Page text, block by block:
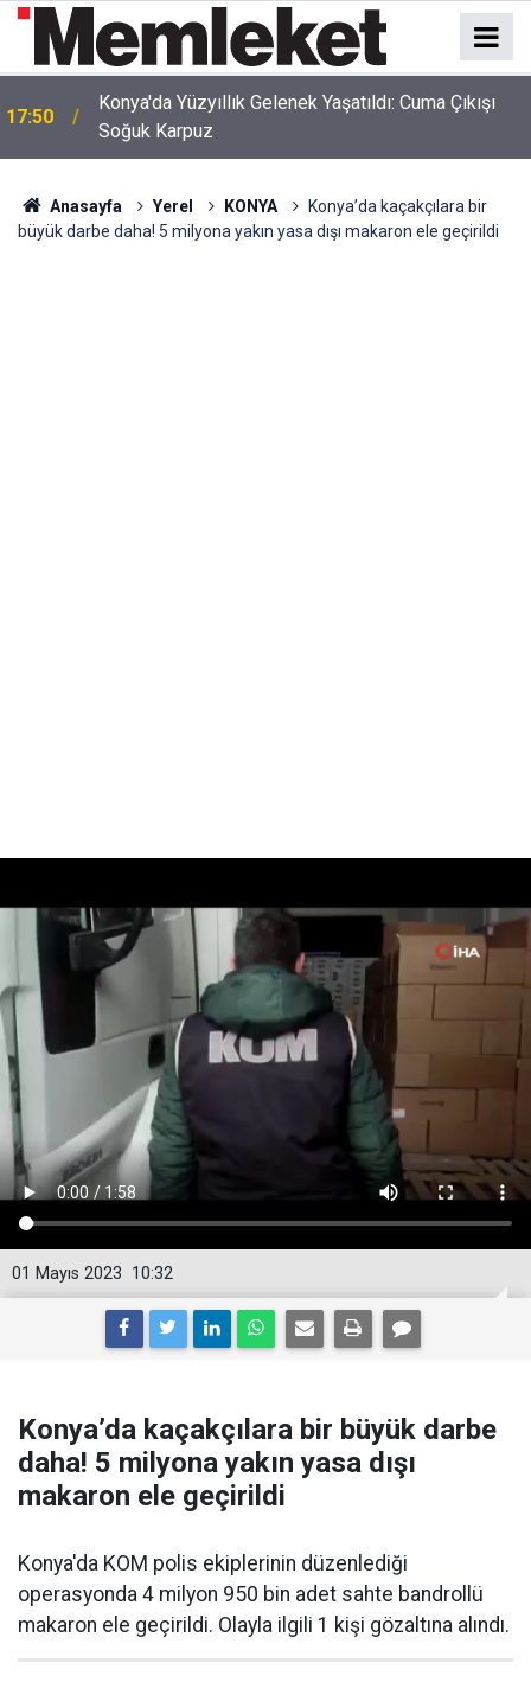
17:50
Konya'da Yüzyıllık Gelenek Yaşatıldı: Cuma Çıkışı
Soğuk Karpuz
Anasayfa Yerel KONYA
Konya’da kaçakçılara bir
büyük darbe daha! 5 milyona yakın yasa dışı makaron ele geçirildi
10:32
01 Mayıs 2023
Konya’da kaçakçılara bir büyük darbe
daha! 5 milyona yakın yasa dışı
makaron ele geçirildi
Konya'da KOM polis ekiplerinin düzenlediği
operasyonda 4 milyon 950 bin adet sahte bandrollü
makaron ele geçirildi. Olayla ilgili 1 kişi gözaltına alındı.